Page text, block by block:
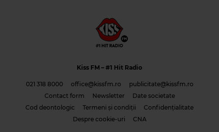
Costi & Adrian Saguna & Benzol – Solo tu -1
Kiss FM – #1 Hit Radio
021 318 8000 office@kissfm.ro
publicitate@kissfm.ro
Contact form
Newsletter
Date societate
Cod deontologic
Termeni și condiții
Confidențialitate
Despre cookie-uri
CNA